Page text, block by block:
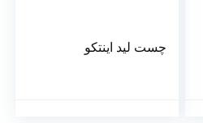
چست لید اینتکو